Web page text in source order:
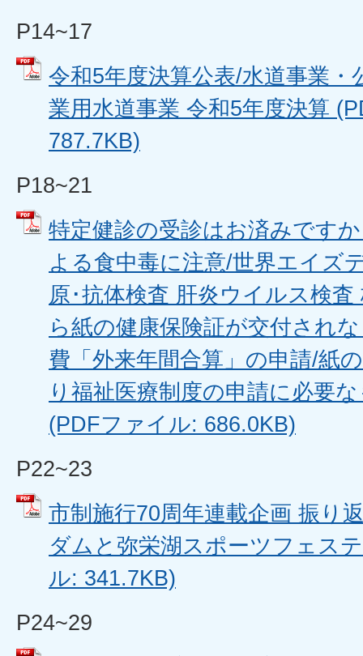
P14~17
令和5年度決算公表/水道事業・
業用水道事業 令和5年度決算
787.7KB)
P18~21
特定健診の受診はお済みです
よる食中毒に注意/世界エイズ
原･抗体検査 肝炎ウイルス検
ら紙の健康保険証が交付され
費「外来年間合算」の申請/紙
り福祉医療制度の申請に必要
(PDFファイル: 686.0KB)
P22~23
市制施行70周年連載企画 振り
ダムと弥栄湖スポーツフェス
ル: 341.7KB)
P24~29